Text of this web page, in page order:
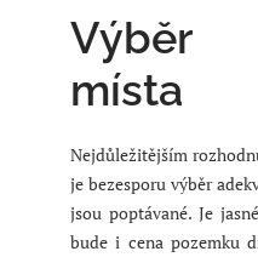
Výběr
místa
Nejdůležitějším
je bezesporu výběr
jsou poptávané. Je
bude i cena pozemku